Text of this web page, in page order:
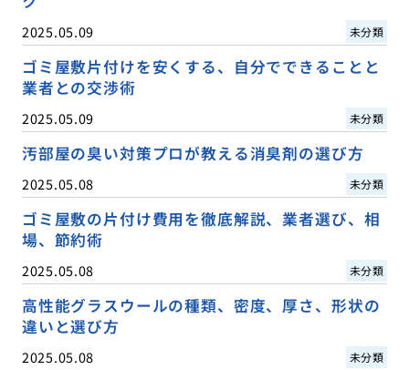
2025.05.09 未分類
ゴミ屋敷片付けを安くする、自分でできることと
業者との交渉術
2025.05.09 未分類
汚部屋の臭い対策プロが教える消臭剤の選び方
2025.05.08 未分類
ゴミ屋敷の片付け費用を徹底解説、業者選び、相
場、節約術
2025.05.08 未分類
高性能グラスウールの種類、密度、厚さ、形状の
違いと選び方
2025.05.08 未分類